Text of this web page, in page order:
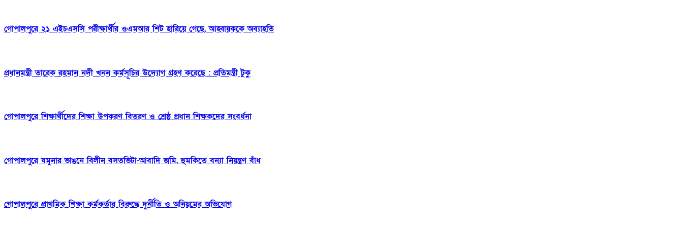
গোপালপুরে ২১ এইচএসসি পরীক্ষার্থীর ওএমআর শিট হারিয়ে গেছে, আহ্বায়ককে অব্যাহতি
প্রধানমন্ত্রী তারেক রহমান নদী খনন কর্মসূচির উদ্যোগ গ্রহণ করেছে : প্রতিমন্ত্রী টুকু
গোপালপুরে শিক্ষার্থীদের শিক্ষা উপকরণ বিতরণ ও শ্রেষ্ঠ প্রধান শিক্ষকদের সংবর্ধনা
গোপালপুরে যমুনার ভাঙনে বিলীন বসতভিটা-আবাদি জমি, হুমকিতে বন্যা নিয়ন্ত্রণ বাঁধ
গোপালপুরে প্রাথমিক শিক্ষা কর্মকর্তার বিরুদ্ধে দুর্নীতি ও অনিয়মের অভিযোগ